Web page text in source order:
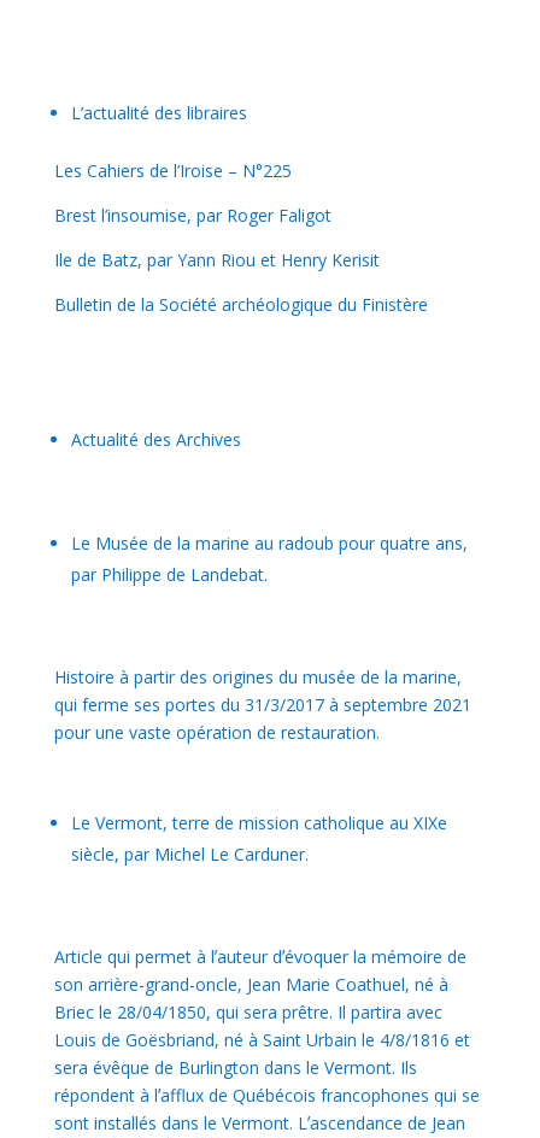
L’actualité des libraires
Les Cahiers de l’Iroise – N°225
Brest l’insoumise, par Roger Faligot
Ile de Batz, par Yann Riou et Henry Kerisit
Bulletin de la Société archéologique du Finistère
Actualité des Archives
Le Musée de la marine au radoub pour quatre ans,
par Philippe de Landebat.
Histoire à partir des origines du musée de la marine,
qui ferme ses portes du 31/3/2017 à septembre 2021
pour une vaste opération de restauration.
Le Vermont, terre de mission catholique au XIXe
siècle, par Michel Le Carduner.
Article qui permet à lʼauteur dʼévoquer la mémoire de
son arrière-grand-oncle, Jean Marie Coathuel, né à
Briec le 28/04/1850, qui sera prêtre. Il partira avec
Louis de Goësbriand, né à Saint Urbain le 4/8/1816 et
sera évêque de Burlington dans le Vermont. Ils
répondent à lʼafflux de Québécois francophones qui se
sont installés dans le Vermont. Lʼascendance de Jean